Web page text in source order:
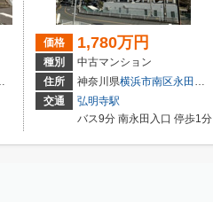
３丁目2-32
価格 1,780万円
種別
中古マンション
住所
神奈川県横浜市南区永田みなみ台
交通
弘明寺駅
バス9分 南永田入口 停歩1分